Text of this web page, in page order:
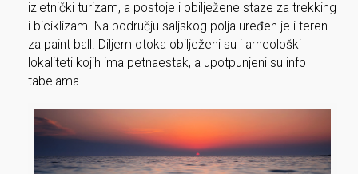
izletnički turizam, a postoje i obilježene staze za trekking
i biciklizam. Na području saljskog polja uređen je i teren
za paint ball. Diljem otoka obilježeni su i arheološki
lokaliteti kojih ima petnaestak, a upotpunjeni su info
tabelama.